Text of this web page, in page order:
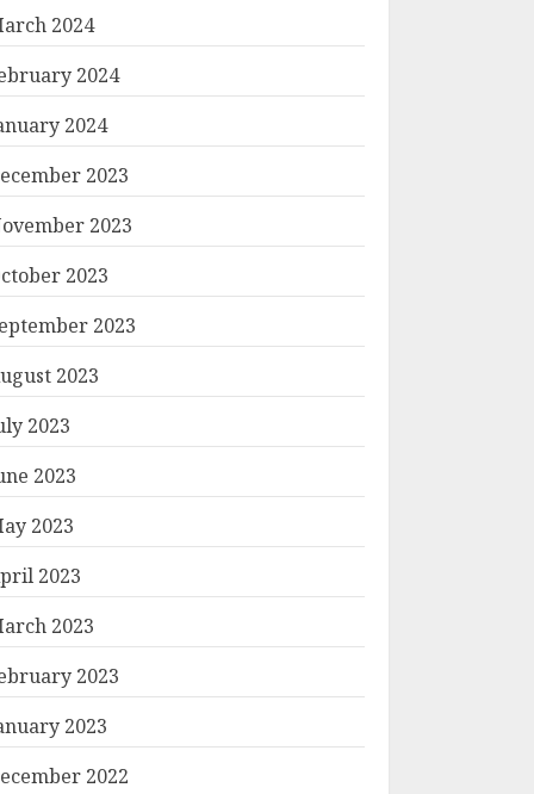
2024
2024
2024
2023
2023
2023
2023
2023
2023
2023
2023
2023
2023
2023
2023
2022